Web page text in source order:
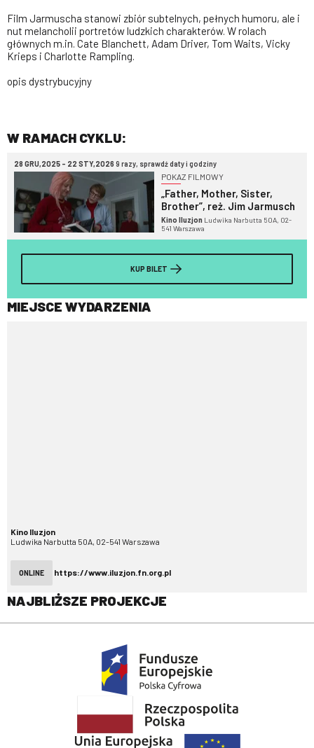
Film Jarmuscha stanowi zbiór subtelnych, pełnych humoru, ale i
nut melancholii portretów ludzkich charakterów. W rolach
głównych m.in. Cate Blanchett, Adam Driver, Tom Waits, Vicky
Krieps i Charlotte Rampling.
opis dystrybucyjny
W RAMACH CYKLU:
28 GRU,2025 - 22 STY,2026 9 razy, sprawdź daty i godziny
POKAZ FILMOWY
„Father, Mother, Sister,
Brother”, reż. Jim Jarmusch
Kino Iluzjon Ludwika Narbutta 50A, 02-
541 Warszawa
KUP BILET
MIEJSCE WYDARZENIA
Kino Iluzjon
Ludwika Narbutta 50A, 02-541 Warszawa
ONLINE https://www.iluzjon.fn.org.pl
NAJBLIŻSZE PROJEKCJE